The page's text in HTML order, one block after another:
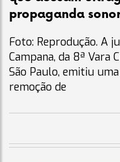
propaganda
Foto: Reprodução. A
Campana, da 8ª Vara
São Paulo, emitiu
remoção de